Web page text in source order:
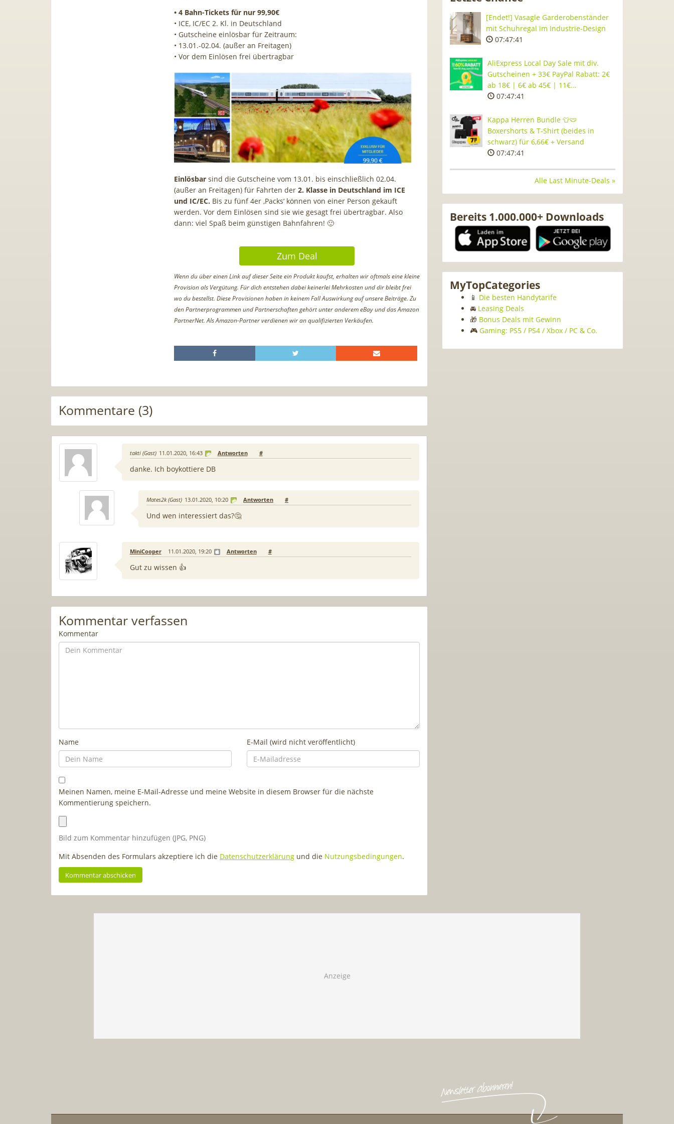
• 4 Bahn-Tickets für nur 99,90€
• ICE, IC/EC 2. Kl. in Deutschland
• Gutscheine einlösbar für Zeitraum:
• 13.01.-02.04. (außer an Freitagen)
• Vor dem Einlösen frei übertragbar
Einlösbar sind die Gutscheine vom 13.01. bis einschließlich 02.04.
(außer an Freitagen) für Fahrten der 2. Klasse in Deutschland im ICE
und IC/EC. Bis zu fünf 4er ‚Packs‘ können von einer Person gekauft
werden. Vor dem Einlösen sind sie wie gesagt frei übertragbar. Also
dann: viel Spaß beim günstigen Bahnfahren! 🙂
Zum Deal
Wenn du über einen Link auf dieser Seite ein Produkt kaufst, erhalten wir oftmals eine kleine
Provision als Vergütung. Für dich entstehen dabei keinerlei Mehrkosten und dir bleibt frei
wo du bestellst. Diese Provisionen haben in keinem Fall Auswirkung auf unsere Beiträge. Zu
den Partnerprogrammen und Partnerschaften gehört unter anderem eBay und das Amazon
PartnerNet. Als Amazon-Partner verdienen wir an qualifizierten Verkäufen.
Kommentare (3)
takti (Gast) 11.01.2020, 16:43 Antworten #
danke. Ich boykottiere DB
Mates2k (Gast) 13.01.2020, 10:20 Antworten #
Und wen interessiert das?🤔
MiniCooper 11.01.2020, 19:20 Antworten #
Gut zu wissen 👍
Kommentar verfassen
Kommentar
Name E-Mail (wird nicht veröffentlicht)
Meinen Namen, meine E-Mail-Adresse und meine Website in diesem Browser für die nächste
Kommentierung speichern.
Bild zum Kommentar hinzufügen (JPG, PNG)
Mit Absenden des Formulars akzeptiere ich die Datenschutzerklärung und die Nutzungsbedingungen.
[Endet!] Vasagle Garderobenständer
mit Schuhregal im Industrie-Design
07:47:40
AliExpress Local Day Sale mit div.
Gutscheinen + 33€ PayPal Rabatt: 2€
ab 18€ | 6€ ab 45€ | 11€…
07:47:40
Kappa Herren Bundle 👕🩲
Boxershorts & T-Shirt (beides in
schwarz) für 6,66€ + Versand
07:47:40
Alle Last Minute-Deals »
Bereits 1.000.000+ Downloads
MyTopCategories
📱 Die besten Handytarife
🚘 Leasing Deals
🎁 Bonus Deals mit Gewinn
🎮 Gaming: PS5 / PS4 / Xbox / PC & Co.